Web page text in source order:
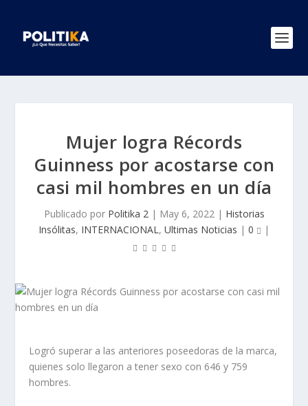
Mujer logra Récords
Guinness por acostarse con
casi mil hombres en un día
Publicado por Politika 2| May 6, 2022| Historias
Insólitas, INTERNACIONAL, Ultimas Noticias | 0 |
Logró superar a las anteriores poseedoras de la marca,
quienes solo llegaron a tener sexo con 646 y 759
hombres.